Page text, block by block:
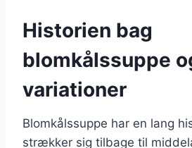
Historien bag
blomkålssuppe
variationer
Blomkålssuppe har en lang
strækker sig tilbage til